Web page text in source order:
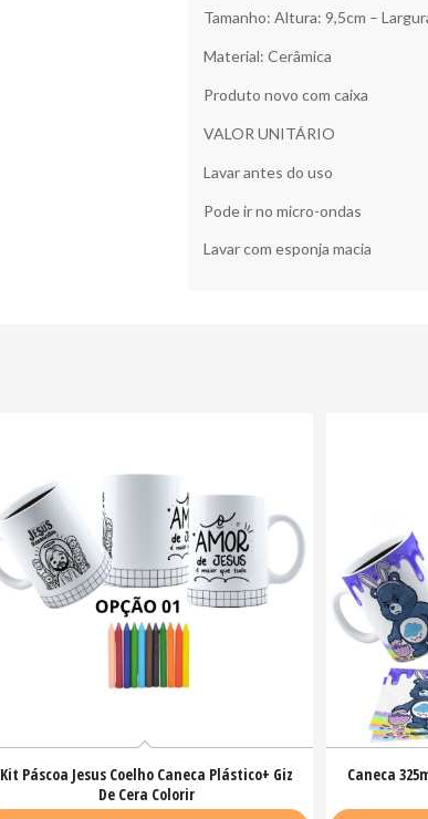
Tamanho: Altura: 9,5cm –
Material: Cerâmica
Produto novo com caixa
VALOR UNITÁRIO
Lavar antes do uso
Pode ir no micro-ondas
Lavar com esponja macia
Kit Páscoa Jesus Coelho Caneca Plástico+ Giz
De Cera Colorir
Caneca